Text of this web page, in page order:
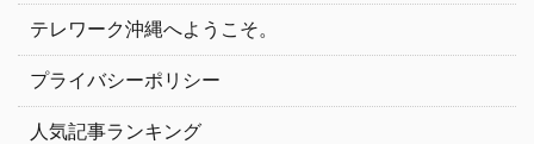
テレワーク沖縄へようこそ。
プライバシーポリシー
人気記事ランキング